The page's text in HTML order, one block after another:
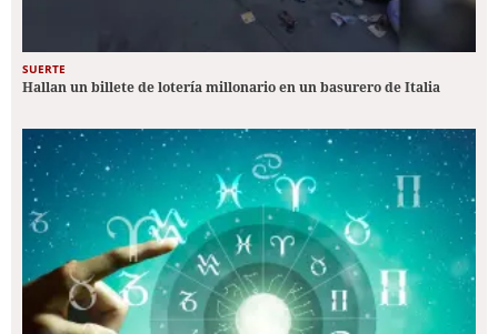
SUERTE
Hallan un billete de lotería millonario en un basurero de Italia